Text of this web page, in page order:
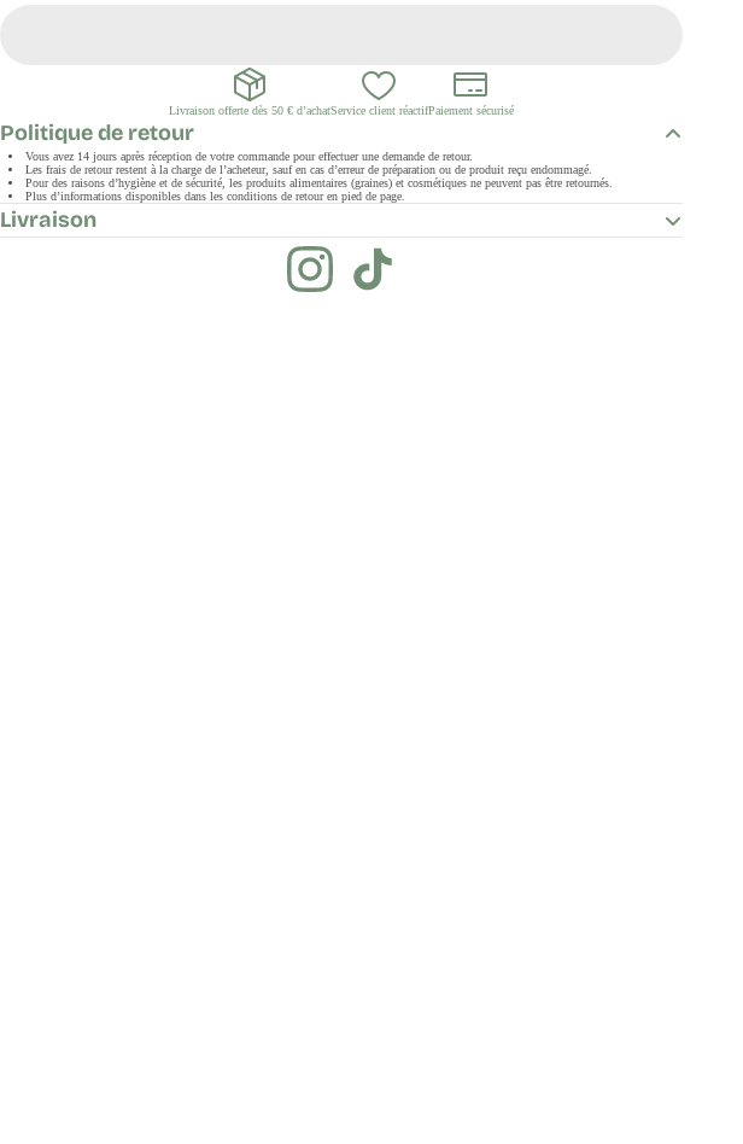
Livraison offerte dès 50 € d’achatService client réactifPaiement sécurisé
Politique de retour
Vous avez 14 jours après réception de votre commande pour effectuer une demande de retour.
Les frais de retour restent à la charge de l’acheteur, sauf en cas d’erreur de préparation ou de produit reçu endommagé.
Pour des raisons d’hygiène et de sécurité, les produits alimentaires (graines) et cosmétiques ne peuvent pas être retournés.
Plus d’informations disponibles dans les conditions de retour en pied de page.
Livraison